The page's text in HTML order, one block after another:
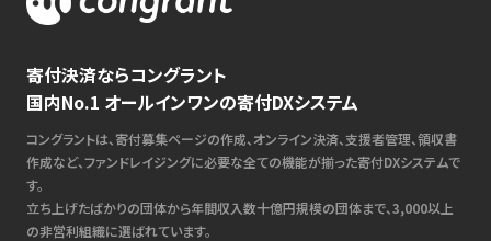
寄付決済ならコングラント
国内No.1 オールインワンの寄付DXシステム
コングラントは、寄付募集ページの作成、オンライン決済、支援者管理、領収書
作成など、ファンドレイジングに必要な全ての機能が揃った寄付DXシステムで
す。
立ち上げたばかりの団体から年間収入数十億円規模の団体まで、3,000以上
の非営利組織に選ばれています。